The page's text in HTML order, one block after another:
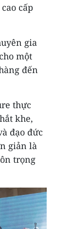
cấp
gia
một
đến
thực
khe,
đạo đức
giản là
trọng